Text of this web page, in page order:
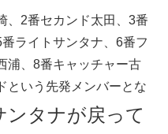
、2番セカンド太田、3番
ライトサンタナ、6番フ
浦、8番キャッチャー古
という先発メンバーとな
ンタナが戻って